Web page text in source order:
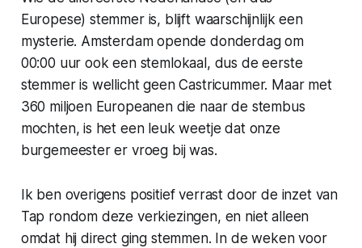
Europese) stemmer is, blijft waarschijnlijk een
mysterie. Amsterdam opende donderdag om
00:00 uur ook een stemlokaal, dus de eerste
stemmer is wellicht geen Castricummer. Maar met
360 miljoen Europeanen die naar de stembus
mochten, is het een leuk weetje dat onze
burgemeester er vroeg bij was.
Ik ben overigens positief verrast door de inzet van
Tap rondom deze verkiezingen, en niet alleen
omdat hij direct ging stemmen. In de weken voor